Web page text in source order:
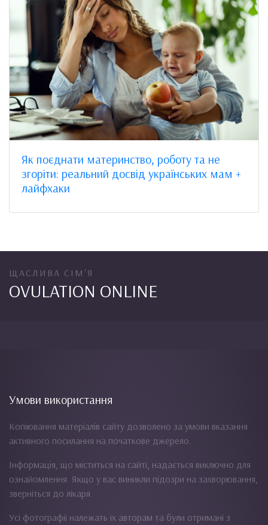
Як поєднати материнство, роботу та не
згоріти: реальний досвід українських мам +
лайфхаки
ЩАСЛИВА СІМ'Я
OVULATION ONLINE
Умови використання
Копіювання матеріалів сайту дозволено за умови вказання
активного посилання на початкове джерело.
Інформація, що міститься на сайті, надається виключно для
ознайомлення. Якщо у вас виникли підозри на захворювання,
зверніться до лікаря.
Усі фотографії належать їх авторам та були отримані з